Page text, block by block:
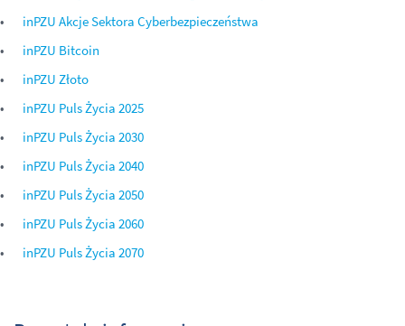
inPZU Akcje Sektora Cyberbezpieczeństwa
inPZU Bitcoin
inPZU Złoto
inPZU Puls Życia 2025
inPZU Puls Życia 2030
inPZU Puls Życia 2040
inPZU Puls Życia 2050
inPZU Puls Życia 2060
inPZU Puls Życia 2070